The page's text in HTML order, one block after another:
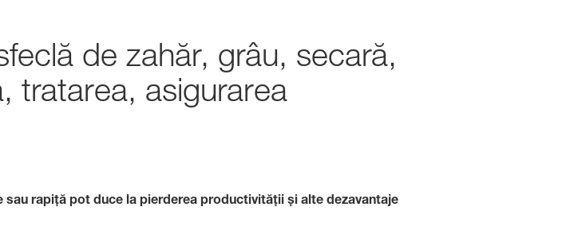
Subiecte internațional
Grupului KWS la
de zahăr, grâu, secară,
tratarea, asigurarea
rapiță pot duce la pierderea productivității și alte dezavantaje